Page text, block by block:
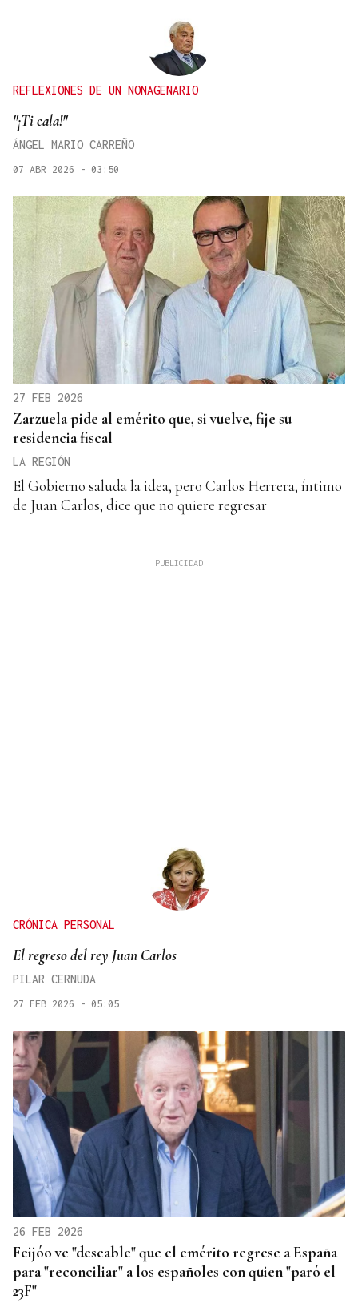
REFLEXIONES DE UN NONAGENARIO
"¡Ti cala!"
ÁNGEL MARIO CARREÑO
07 ABR 2026 - 03:50
27 FEB 2026
Zarzuela pide al emérito que, si vuelve, fije su
residencia fiscal
LA REGIÓN
El Gobierno saluda la idea, pero Carlos Herrera, íntimo
de Juan Carlos, dice que no quiere regresar
CRÓNICA PERSONAL
El regreso del rey Juan Carlos
PILAR CERNUDA
27 FEB 2026 - 05:05
26 FEB 2026
Feijóo ve "deseable" que el emérito regrese a España
para "reconciliar" a los españoles con quien "paró el
23F"